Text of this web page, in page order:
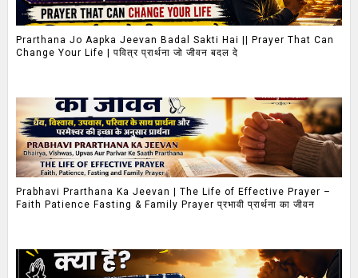
Prarthana Jo Aapka Jeevan Badal Sakti Hai || Prayer That Can
Change Your Life | पवित्र प्रार्थना जो जीवन बदल दे
Prabhavi Prarthana Ka Jeevan | The Life of Effective Prayer –
Faith Patience Fasting & Family Prayer प्रभावी प्रार्थना का जीवन